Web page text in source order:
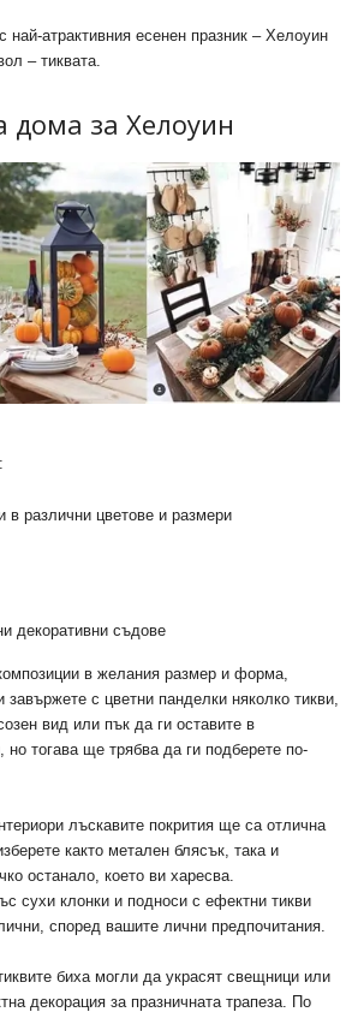
най-атрактивния есенен празник – Хелоуин
– тиквата.
дома за Хелоуин
в различни цветове и размери
декоративни съдове
в желания размер и форма,
завържете с цветни панделки няколко тикви,
вид или пък да ги оставите в
но тогава ще трябва да ги подберете по-
лъскавите покрития ще са отлична
както метален блясък, така и
останало, което ви харесва.
сухи клонки и подноси с ефектни тикви
според вашите лични предпочитания.
биха могли да украсят свещници или
декорация за празничната трапеза. По